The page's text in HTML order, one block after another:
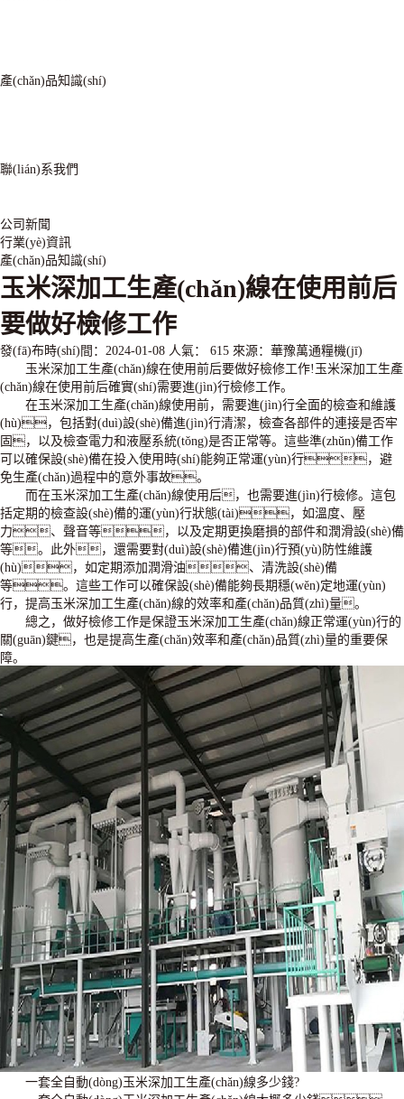
產(chǎn)品知識(shí)
聯(lián)系我們
公司新聞
行業(yè)資訊
產(chǎn)品知識(shí)
玉米深加工生產(chǎn)線在使用前后
要做好檢修工作
發(fā)布時(shí)間：2024-01-08 人氣： 615 來源：華豫萬通糧機(jī)
玉米深加工生產(chǎn)線在使用前后要做好檢修工作!玉米深加工生產
(chǎn)線在使用前后確實(shí)需要進(jìn)行檢修工作。
在玉米深加工生產(chǎn)線使用前，需要進(jìn)行全面的檢查和維護
(hù)，包括對(duì)設(shè)備進(jìn)行清潔，檢查各部件的連接是否牢
固，以及檢查電力和液壓系統(tǒng)是否正常等。這些準(zhǔn)備工作
可以確保設(shè)備在投入使用時(shí)能夠正常運(yùn)行，避
免生產(chǎn)過程中的意外事故。
而在玉米深加工生產(chǎn)線使用后，也需要進(jìn)行檢修。這包
括定期的檢查設(shè)備的運(yùn)行狀態(tài)，如溫度、壓
力、聲音等，以及定期更換磨損的部件和潤滑設(shè)備
等。此外，還需要對(duì)設(shè)備進(jìn)行預(yù)防性維護
(hù)，如定期添加潤滑油、清洗設(shè)備
等。這些工作可以確保設(shè)備能夠長期穩(wěn)定地運(yùn)
行，提高玉米深加工生產(chǎn)線的效率和產(chǎn)品質(zhì)量。
總之，做好檢修工作是保證玉米深加工生產(chǎn)線正常運(yùn)行的
關(guān)鍵，也是提高生產(chǎn)效率和產(chǎn)品質(zhì)量的重要保
障。
一套全自動(dòng)玉米深加工生產(chǎn)線多少錢?